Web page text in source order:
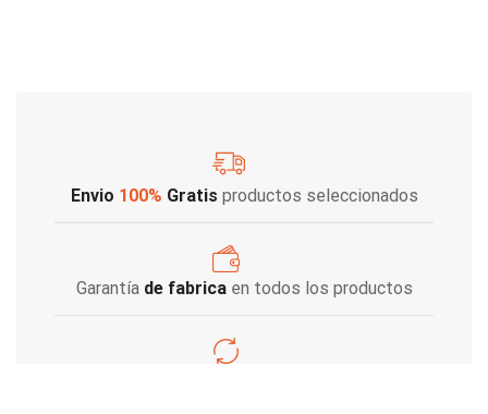
Envio 100% Gratis productos seleccionados
Garantía de fabricaen todos los productos